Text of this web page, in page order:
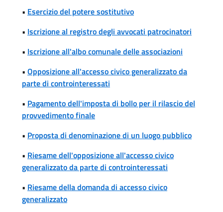
• Esercizio del potere sostitutivo
• Iscrizione al registro degli avvocati patrocinatori
• Iscrizione all'albo comunale delle associazioni
• Opposizione all'accesso civico generalizzato da
parte di controinteressati
• Pagamento dell'imposta di bollo per il rilascio del
provvedimento finale
• Proposta di denominazione di un luogo pubblico
• Riesame dell'opposizione all'accesso civico
generalizzato da parte di controinteressati
• Riesame della domanda di accesso civico
generalizzato